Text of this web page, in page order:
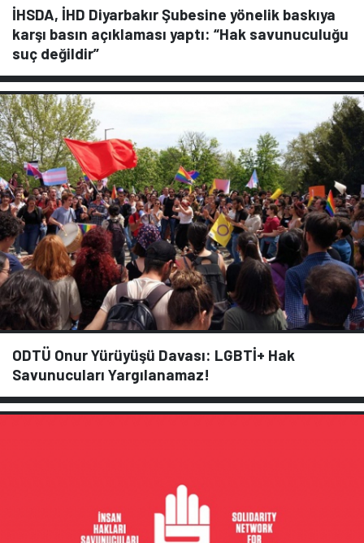
İHSDA, İHD Diyarbakır Şubesine yönelik baskıya
karşı basın açıklaması yaptı: “Hak savunuculuğu
suç değildir”
ODTÜ Onur Yürüyüşü Davası: LGBTİ+ Hak
Savunucuları Yargılanamaz!